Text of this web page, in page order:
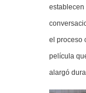
establecen
el proceso
película
alargó